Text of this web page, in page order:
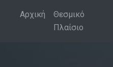
Αρχική
Θεσμικό
Πλαίσιο